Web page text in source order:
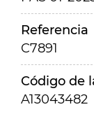
Referencia
C7891
Código de
A13043482